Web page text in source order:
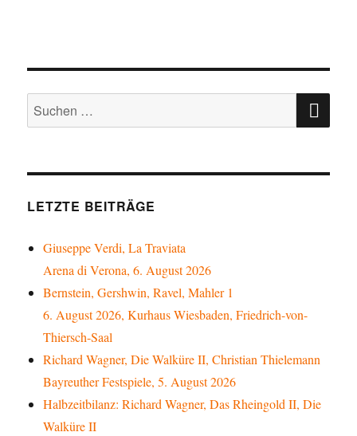
Suchen
nach:
LETZTE BEITRÄGE
Giuseppe Verdi, La Traviata
Arena di Verona, 6. August 2026
Bernstein, Gershwin, Ravel, Mahler 1
6. August 2026, Kurhaus Wiesbaden, Friedrich-von-
Thiersch-Saal
Richard Wagner, Die Walküre II, Christian Thielemann
Bayreuther Festspiele, 5. August 2026
Halbzeitbilanz: Richard Wagner, Das Rheingold II, Die
Walküre II